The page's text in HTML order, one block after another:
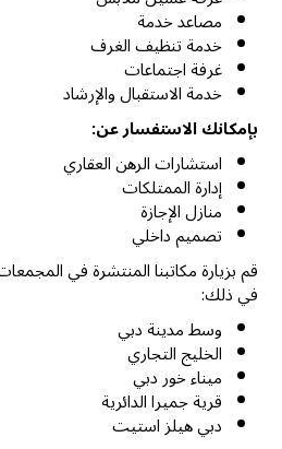
مصاعد خدمة
خدمة تنظيف الغرف
غرفة اجتماعات
خدمة الاستقبال والإرشاد
بإمكانك الاستفسار عن:
استشارات الرهن العقاري
إدارة الممتلكات
منازل الإجازة
تصميم داخلي
قم بزيارة مكاتبنا المنتشرة في
في ذلك:
وسط مدينة دبي
الخليج التجاري
ميناء خور دبي
قرية جميرا الدائرية
دبي هيلز استيت